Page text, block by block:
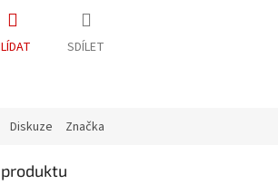
SDÍLET
Diskuze Značka